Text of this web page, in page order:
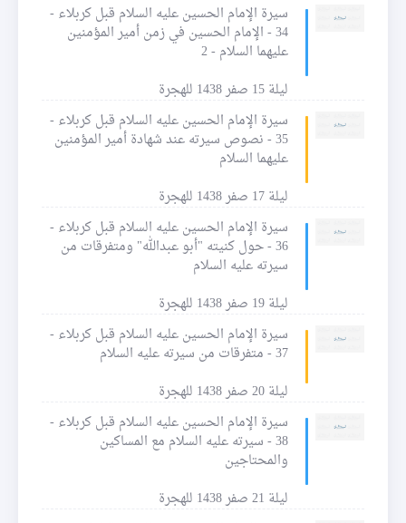
سيرة الإمام الحسين عليه السلام قبل كربلاء -
34 - الإمام الحسين في زمن أمير المؤمنين
عليهما السلام - 2
ليلة 15 صفر 1438 للهجرة
سيرة الإمام الحسين عليه السلام قبل كربلاء -
35 - نصوص سيرته عند شهادة أمير المؤمنين
عليهما السلام
ليلة 17 صفر 1438 للهجرة
سيرة الإمام الحسين عليه السلام قبل كربلاء -
36 - حول كنيته "أبو عبدالله" ومتفرقات من
سيرته عليه السلام
ليلة 19 صفر 1438 للهجرة
سيرة الإمام الحسين عليه السلام قبل كربلاء -
37 - متفرقات من سيرته عليه السلام
ليلة 20 صفر 1438 للهجرة
سيرة الإمام الحسين عليه السلام قبل كربلاء -
38 - سيرته عليه السلام مع المساكين
والمحتاجين
ليلة 21 صفر 1438 للهجرة